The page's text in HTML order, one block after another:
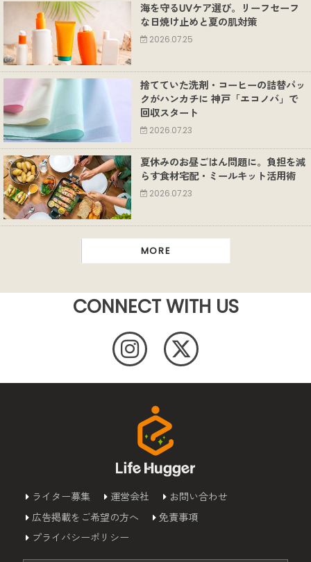
海を守るUVケア選び。リーフセーフ
な日焼け止めと夏の肌対策
2026.07.25
捨てていた洗剤・コーヒーの詰替パッ
クがハンカチに 神戸「エコノバ」で
回収スタート
2026.07.23
夏休みのお昼ごはん問題に。負担を減
らす食材宅配・ミールキット活用術
2026.07.23
MORE
CONNECT WITH US
ライター募集 運営会社
お問い合わせ
広告掲載をご希望の方へ
免責事項
プライバシーポリシー